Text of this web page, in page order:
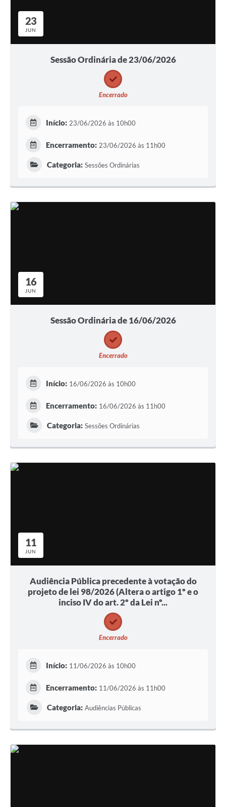
23
JUN
Sessão Ordinária de 23/06/2026
Encerrado
Início: 23/06/2026 às 10h00
Encerramento: 23/06/2026 às 11h00
Categoria: Sessões Ordinárias
16
JUN
Sessão Ordinária de 16/06/2026
Encerrado
Início: 16/06/2026 às 10h00
Encerramento: 16/06/2026 às 11h00
Categoria: Sessões Ordinárias
11
JUN
Audiência Pública precedente à votação do
projeto de lei 98/2026 (Altera o artigo 1º e o
inciso IV do art. 2º da Lei nº...
Encerrado
Início: 11/06/2026 às 10h00
Encerramento: 11/06/2026 às 11h00
Categoria: Audiências Públicas